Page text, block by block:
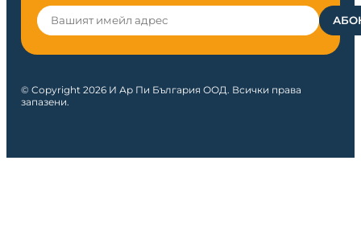
© Copyright 2026 И Ар Пи България ООД. Всички права
запазени.